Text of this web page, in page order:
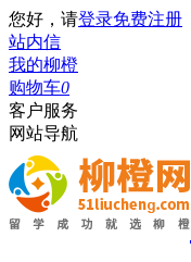
您好，请登录免费注册
站内信
我的柳橙
购物车0
客户服务
网站导航